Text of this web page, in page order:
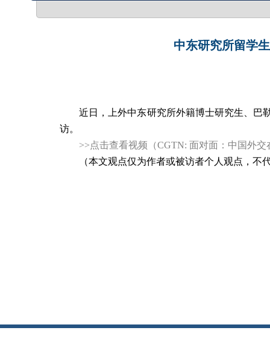
中东研究所留学
近日，上外中东研究所外籍博士研究生、巴
访。
>>点击查看视频（CGTN: 面对面：中国外交
（本文观点仅为作者或被访者个人观点，不